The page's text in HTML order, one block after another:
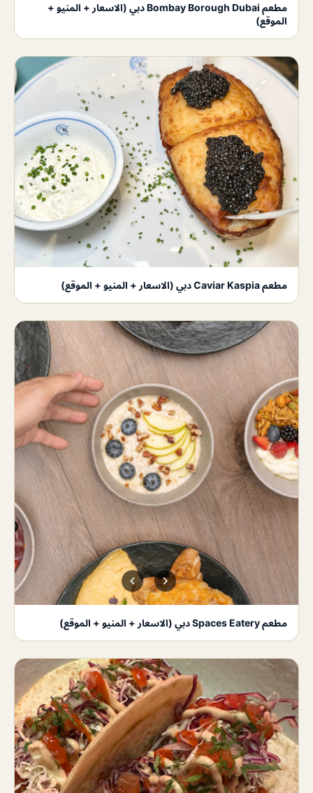
مطعم Bombay Borough Dubai دبي (الاسعار + المنيو +
الموقع)
مطعم Caviar Kaspia دبي (الاسعار + المنيو + الموقع)
مطعم Spaces Eatery دبي (الاسعار + المنيو + الموقع)